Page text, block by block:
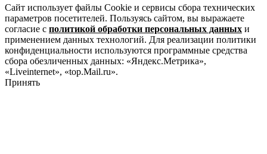
Сайт использует файлы Cookie и сервисы сбора технических
параметров посетителей. Пользуясь сайтом, вы выражаете
согласие с политикой обработки персональных данных и
применением данных технологий. Для реализации политики
конфиденциальности используются программные средства
сбора обезличенных данных: «Яндекс.Метрика»,
«Liveinternet», «top.Mail.ru».
Принять